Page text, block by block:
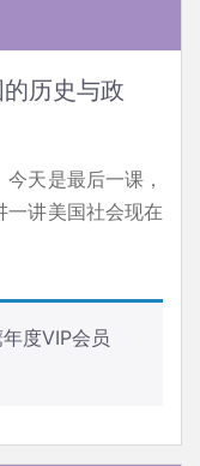
历史与政
天是最后一课，
一讲美国社会现在
度VIP会员